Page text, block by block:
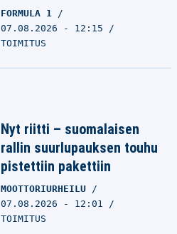
FORMULA 1
07.08.2026 - 12:15
TOIMITUS
Nyt riitti – suomalaisen
rallin suurlupauksen touhu
pistettiin pakettiin
MOOTTORIURHEILU
07.08.2026 - 12:01
TOIMITUS